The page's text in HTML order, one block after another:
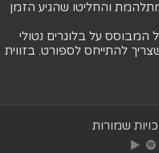
והחליטו שהגיע הזמן
המבוסס על בלוגרים נטולי
להתייחס לספורט. בזווית